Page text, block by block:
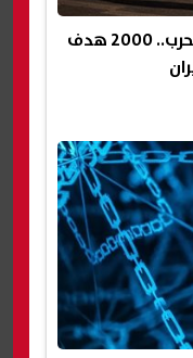
الذكاء الاصطناعي يدخل ساحات الحرب.. 2000 هدف